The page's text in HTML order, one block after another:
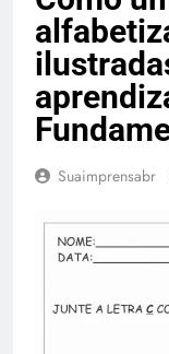
Suaimprensabr